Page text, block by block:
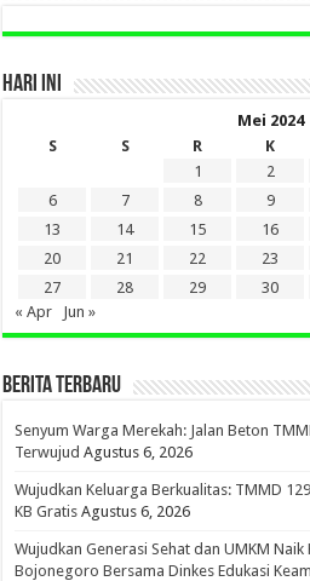
HARI INI
Mei 2024
S
S R K
1
2
6
7 8 9
13
14 15 16
20
21 22 23
27
28 29 30
« Apr
Jun »
BERITA TERBARU
Senyum Warga Merekah: Jalan Beton
Terwujud Agustus 6, 2026
Wujudkan Keluarga Berkualitas: TMMD
KB Gratis Agustus 6, 2026
Wujudkan Generasi Sehat dan UMKM
Bojonegoro Bersama Dinkes Edukasi